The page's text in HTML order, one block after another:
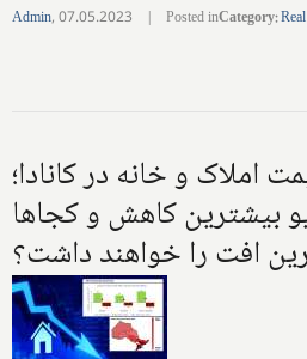
Admin,07.05.2023 | Posted inCategory:
املاک و خانه در کانادا؛
بیشترین کاهش و کجاها
افت را خواهند داشت؟